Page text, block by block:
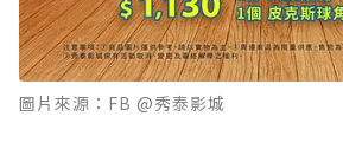
圖片來源：FB @秀泰影城